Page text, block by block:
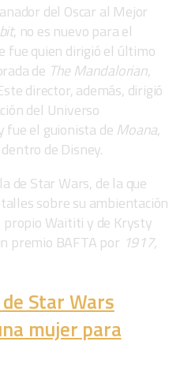
del Oscar al Mejor
, no es nuevo para el
fue quien dirigió el último
de The Mandalorian,
director, además, dirigió
del Universo
fue el guionista de Moana,
de Disney.
de Star Wars, de la que
sobre su ambientación
Waititi y de Krysty
premio BAFTA por 1917,
Star Wars
mujer para